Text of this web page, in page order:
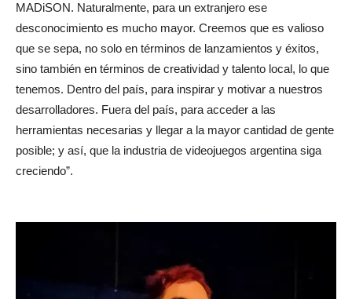
MADiSON. Naturalmente, para un extranjero ese
desconocimiento es mucho mayor. Creemos que es valioso
que se sepa, no solo en términos de lanzamientos y éxitos,
sino también en términos de creatividad y talento local, lo que
tenemos. Dentro del país, para inspirar y motivar a nuestros
desarrolladores. Fuera del país, para acceder a las
herramientas necesarias y llegar a la mayor cantidad de gente
posible; y así, que la industria de videojuegos argentina siga
creciendo”.